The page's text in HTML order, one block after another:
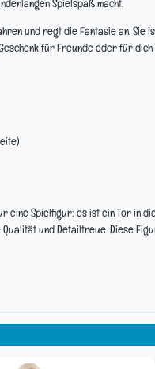
Spielspaß macht.
und regt die Fantasie an. Sie
für Freunde oder für
eine Spielfigur; es ist ein Tor in
und Detailtreue. Diese